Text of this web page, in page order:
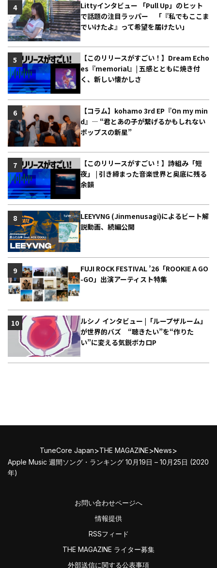
Littyインタビュー 「Pull Up」のヒット
で話題の注目ラッパー 「『私でもここま
でいけたよ』って希望を届けたい」
4
【このリリースがすごい！】Dream Echo
es『memorial』| 五感とともに焼き付
く、新しい懐かしさ
5
【コラム】kohamo 3rd EP『On my min
d』― “君とあの子が繋げるかもしれない
ポップスの新星”
6
【このリリースがすごい！】詩組み「短
夜」 | 引き締まった音楽世界と奥底に残る
余韻
7
LEEYVNG (Jinmenusagi)によるビート解
説動画、続編公開
8
FUJI ROCK FESTIVAL ’26「ROOKIE A GO
-GO」出演アーティスト特集
9
ルシノ インタビュー |「ループザルーム」
が世界的バズ “聴きたい”を“作りた
い”に変える気鋭ボカロP
10
TuneCore Japan>THE MAGAZINE>News>
Apple Music 週間ソング・ランキング 10月19日 – 10月25日 (2020
年)
お問い合わせページへ
情報提供
RSSフィード
THE MAGAZINE ライター募集
外部送信に関する公表事項